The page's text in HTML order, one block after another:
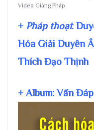
Video Giảng Pháp
+ Pháp thoại:
Hóa Giải Duyên
Thích Đạo Thịnh
+ Album: Vấn